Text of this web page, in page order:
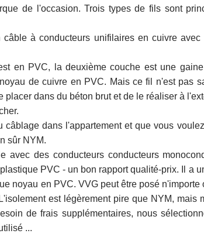
de l'occasion. Trois types de fils sont
câble à conducteurs unifilaires en cuivre
en PVC, la deuxième couche est une
de cuivre en PVC. Mais ce fil n'est pas
placer dans du béton brut et de le réaliser à
câblage dans l'appartement et que vous
sûr NYM.
avec des conducteurs conducteurs
PVC - un bon rapport qualité-prix. Il a
noyau en PVC. VVG peut être posé n'importe
est légèrement pire que NYM, mais
de frais supplémentaires, nous
...